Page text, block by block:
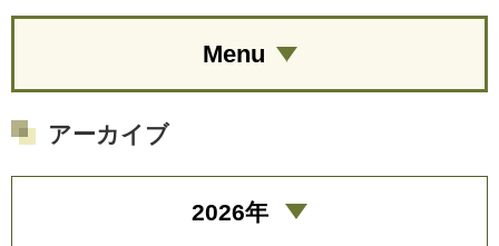
Menu
アーカイブ
2026年